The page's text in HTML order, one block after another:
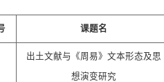
课题名
出土文献与《周易》文本形态及思
想演变研究